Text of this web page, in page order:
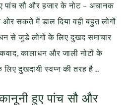
पांच सौ और हजार के नोट – अचानक
सकते में डाल दिया वही बहुत लोगों
से जुडे लोगो के लिए दुखद समाचार
कालाधन और जाली नोटों के
दुखदायी स्वप्न की तरह है ..
हुए पांच सौ और